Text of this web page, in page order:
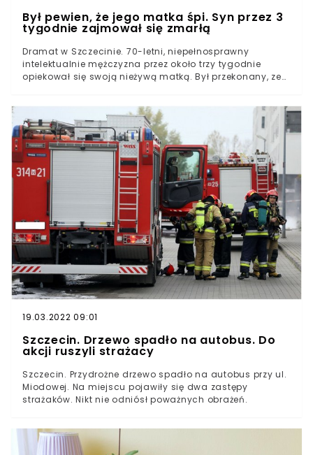
Był pewien, że jego matka śpi. Syn przez 3
tygodnie zajmował się zmarłą
Dramat w Szczecinie. 70-letni, niepełnosprawny
intelektualnie mężczyzna przez około trzy tygodnie
opiekował się swoją nieżywą matką. Był przekonany, ze
miejsce na początku sierpnia, szczegóły dramatu, który
rozegrał się w jednym z mieszkań w centrum Szczecina,
obiegły media dopiero, gdy do Radia Szczecin zgłosiła
się jedna ze słuchaczek.W liście do redakcji kobieta
przekazała, że w nocy z 5 na 6 sierpnia zadzwoniła na
policję, zaniepokojona lejącą się w z mieszkania nad
19.03.2022 09:01
Szczecin. Drzewo spadło na autobus. Do
akcji ruszyli strażacy
Szczecin. Przydrożne drzewo spadło na autobus przy ul.
Miodowej. Na miejscu pojawiły się dwa zastępy
strażaków. Nikt nie odniósł poważnych obrażeń.